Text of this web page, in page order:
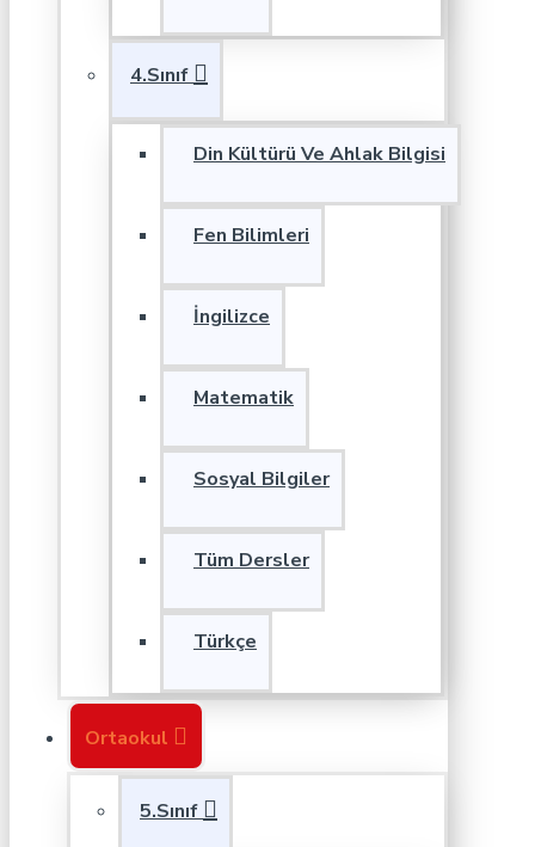
4.Sınıf
Din Kültürü Ve Ahlak Bilgisi
Fen Bilimleri
İngilizce
Matematik
Sosyal Bilgiler
Tüm Dersler
Türkçe
Ortaokul
5.Sınıf